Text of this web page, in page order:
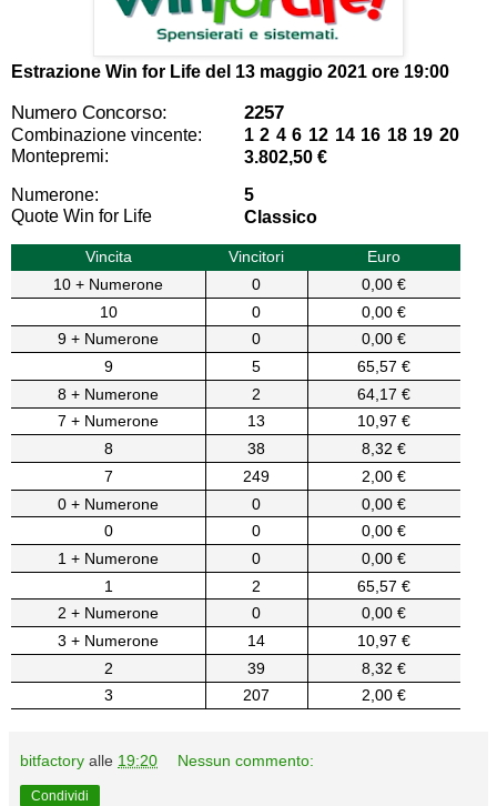
Estrazione Win for Life del 13 maggio 2021 ore 19:00
Numero Concorso: 2257
Combinazione vincente:
1 2 4 6 12 14 16 18 19 20
Montepremi:
3.802,50 €
Numerone:
5
Quote Win for Life
Classico
Vincita Vincitori
Euro
10 + Numerone
0
0,00 €
10
0
0,00 €
9 + Numerone
0
0,00 €
9
5
65,57 €
8 + Numerone
2
64,17 €
7 + Numerone
13
10,97 €
8
38
8,32 €
7
249
2,00 €
0 + Numerone
0
0,00 €
0
0
0,00 €
1 + Numerone
0
0,00 €
1
2
65,57 €
2 + Numerone
0
0,00 €
3 + Numerone
14
10,97 €
2
39
8,32 €
3
207 2,00 €
bitfactory alle 19:20 Nessun commento:
Condividi